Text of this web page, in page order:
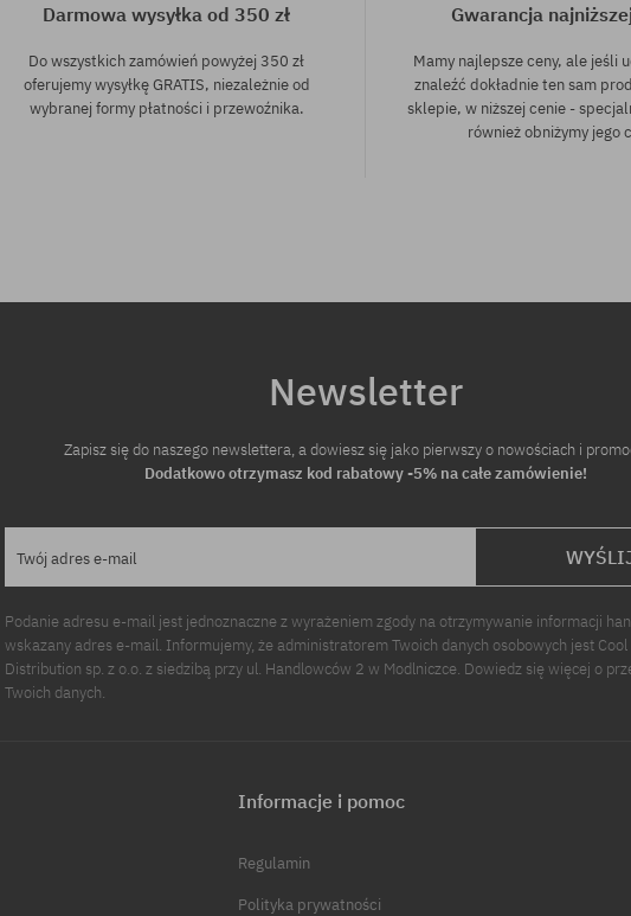
Darmowa wysyłka od 350 zł
Do wszystkich zamówień powyżej 350 zł
oferujemy wysyłkę GRATIS, niezależnie od
wybranej formy płatności i przewoźnika.
Gwarancja
Mamy najlepsze ceny, ale jeśli
znaleźć dokładnie ten sam
sklepie, w niższej cenie -
również obniżymy jego
Newsletter
Zapisz się do naszego newslettera, a dowiesz się jako pierwszy o nowościach i
Dodatkowo otrzymasz kod rabatowy -5% na całe zamówienie!
Twój adres e-mail
Podanie adresu e-mail jest jednoznaczne z wyrażeniem zgody na otrzymywanie informacji
wskazany adres e-mail. Informujemy, że administratorem Twoich danych osobowych jest Cool
Distribution sp. z o.o. z siedzibą przy ul. Handlowców 2 w Modlniczce. Dowiedz się więcej o
Twoich danych.
Informacje i pomoc
Regulamin
Polityka prywatności